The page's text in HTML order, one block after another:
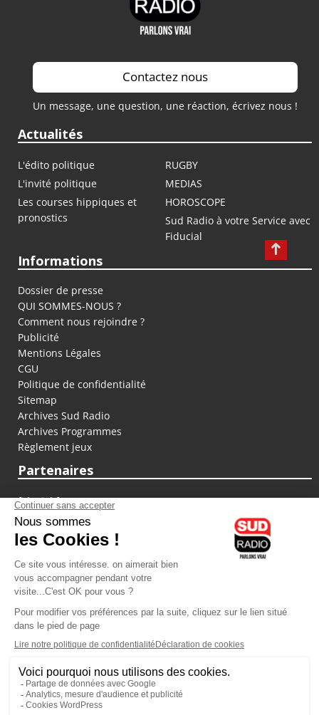
Contactez nous
Un message, une question, une réaction, écrivez nous !
Actualités
L'édito politique
RUGBY
L'invité politique
MEDIAS
Les courses hippiques et
pronostics
HOROSCOPE
Sud Radio à votre Service avec
Fiducial
Informations
Dossier de presse
QUI SOMMES-NOUS ?
Comment nous rejoindre ?
Publicité
Mentions Légales
CGU
Politique de confidentialité
Sitemap
Archives Sud Radio
Archives Programmes
Règlement jeux
Partenaires
fiducial.fr
lyoncapitale.fr
olympique-et-lyonnais.com
L'application Iphone / Android
Téléchargez l'application
Les cookies
Gestion des cookies
Crédit photos : ©Sud Radio / Pierre Olivier